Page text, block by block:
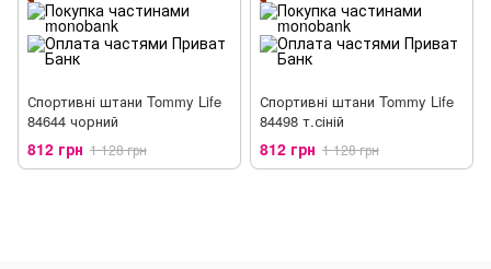
Спортивні штани Tommy Life
84644 чорний
812 грн 1 128 грн
Спортивні штани Tommy Life
84498 т.сіній
812 грн 1 128 грн